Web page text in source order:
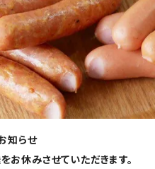
知らせ
休みさせていただきます。